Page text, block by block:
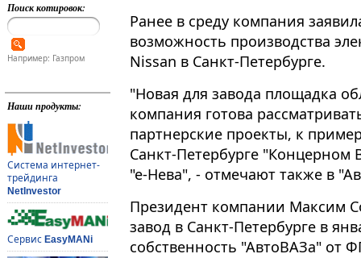
Поиск котировок:
Например: Газпром
Наши продукты:
Система интернет-
трейдинга
NetInvestor
Сервис EasyMANi
Ранее в среду компания
возможность производства
Nissan в Санкт-Петербурге​​​.
"Новая для завода площадка
компания готова
партнерские проекты, к
Санкт-Петербурге "Концерном
"е-Нева", - отмечают также в
Президент компании Максим
завод в Санкт-Петербурге в
собственность "АвтоВАЗа" от